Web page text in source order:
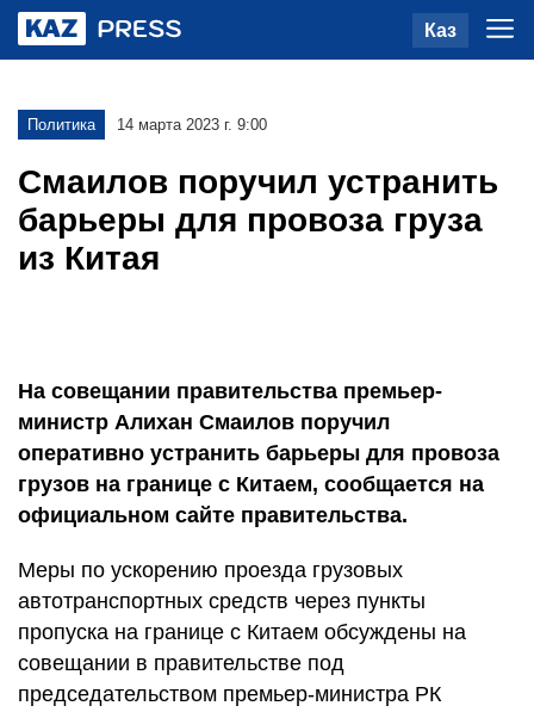
Каз
Политика 14 марта 2023 г. 9:00
Смаилов поручил устранить
барьеры для провоза груза
из Китая
На совещании правительства премьер-
министр Алихан Смаилов поручил
оперативно устранить барьеры для провоза
грузов на границе с Китаем, сообщается на
официальном сайте правительства.
Меры по ускорению проезда грузовых
автотранспортных средств через пункты
пропуска на границе с Китаем обсуждены на
совещании в правительстве под
председательством премьер-министра РК